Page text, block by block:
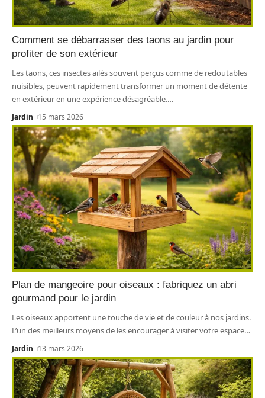
Comment se débarrasser des taons au jardin pour
profiter de son extérieur
Les taons, ces insectes ailés souvent perçus comme de redoutables
nuisibles, peuvent rapidement transformer un moment de détente
en extérieur en une expérience désagréable.…
Jardin 15 mars 2026
Plan de mangeoire pour oiseaux : fabriquez un abri
gourmand pour le jardin
Les oiseaux apportent une touche de vie et de couleur à nos jardins.
L’un des meilleurs moyens de les encourager à visiter votre espace…
Jardin 13 mars 2026